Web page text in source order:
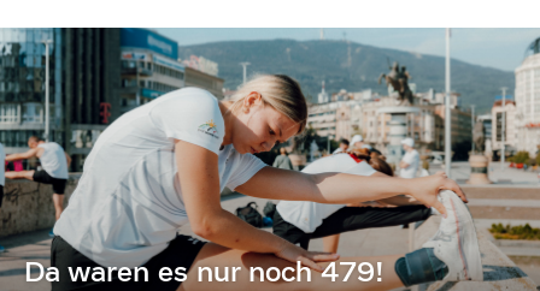
Da waren es nur noch 479!